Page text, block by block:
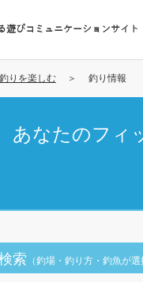
遊びコミュニケーションサイト
釣りを楽しむ 釣り情報
あなたのフィ
索 （釣場・釣り方・釣魚が選